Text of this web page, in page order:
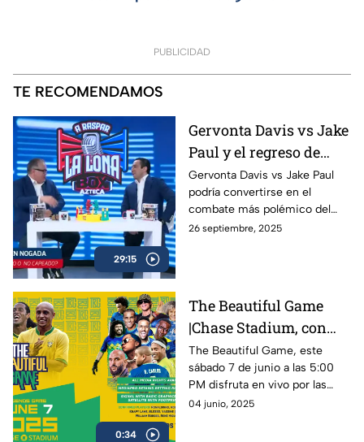
PUBLICIDAD
TE RECOMENDAMOS
29:15
Gervonta Davis vs Jake
Paul y el regreso de
Ryan García | A Raspar
La Lona
Gervonta Davis vs Jake Paul
podría convertirse en el
combate más polémico del
año, mientras Ryan García
26 septiembre, 2025
0:34
The Beautiful Game
|Chase Stadium, con
Ronaldinho y Roberto
Carlos | 7 de junio a las
5:00 PM
The Beautiful Game, este
sábado 7 de junio a las 5:00
PM disfruta en vivo por las
plataformas de Azteca
04 junio, 2025